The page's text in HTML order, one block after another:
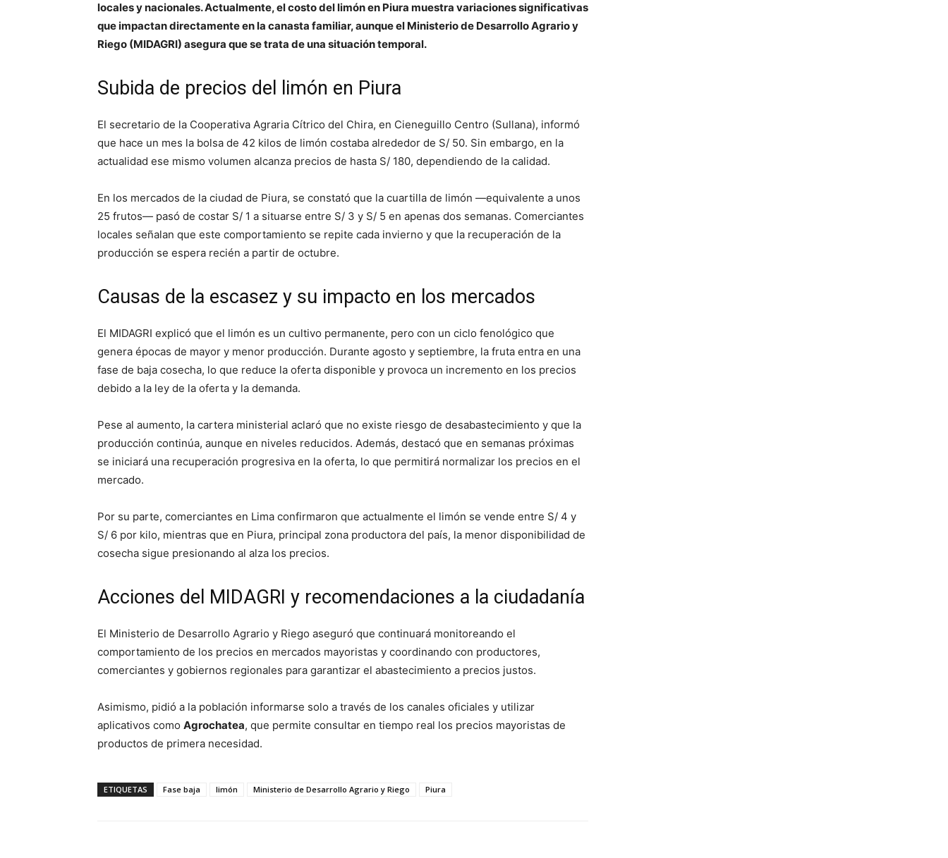
locales y nacionales. Actualmente, el costo del limón en Piura muestra variaciones significativas
que impactan directamente en la canasta familiar, aunque el Ministerio de Desarrollo Agrario y
Riego (MIDAGRI) asegura que se trata de una situación temporal.
Subida de precios del limón en Piura
El secretario de la Cooperativa Agraria Cítrico del Chira, en Cieneguillo Centro (Sullana), informó
que hace un mes la bolsa de 42 kilos de limón costaba alrededor de S/ 50. Sin embargo, en la
actualidad ese mismo volumen alcanza precios de hasta S/ 180, dependiendo de la calidad.
En los mercados de la ciudad de Piura, se constató que la cuartilla de limón —equivalente a unos
25 frutos— pasó de costar S/ 1 a situarse entre S/ 3 y S/ 5 en apenas dos semanas. Comerciantes
locales señalan que este comportamiento se repite cada invierno y que la recuperación de la
producción se espera recién a partir de octubre.
Causas de la escasez y su impacto en los mercados
El MIDAGRI explicó que el limón es un cultivo permanente, pero con un ciclo fenológico que
genera épocas de mayor y menor producción. Durante agosto y septiembre, la fruta entra en una
fase de baja cosecha, lo que reduce la oferta disponible y provoca un incremento en los precios
debido a la ley de la oferta y la demanda.
Pese al aumento, la cartera ministerial aclaró que no existe riesgo de desabastecimiento y que la
producción continúa, aunque en niveles reducidos. Además, destacó que en semanas próximas
se iniciará una recuperación progresiva en la oferta, lo que permitirá normalizar los precios en el
mercado.
Por su parte, comerciantes en Lima confirmaron que actualmente el limón se vende entre S/ 4 y
S/ 6 por kilo, mientras que en Piura, principal zona productora del país, la menor disponibilidad de
cosecha sigue presionando al alza los precios.
Acciones del MIDAGRI y recomendaciones a la ciudadanía
El Ministerio de Desarrollo Agrario y Riego aseguró que continuará monitoreando el
comportamiento de los precios en mercados mayoristas y coordinando con productores,
comerciantes y gobiernos regionales para garantizar el abastecimiento a precios justos.
Asimismo, pidió a la población informarse solo a través de los canales oficiales y utilizar
aplicativos como Agrochatea, que permite consultar en tiempo real los precios mayoristas de
productos de primera necesidad.
ETIQUETAS Fase baja limón Ministerio de Desarrollo Agrario y Riego Piura